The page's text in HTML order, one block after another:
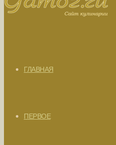
ГЛАВНАЯ
ПЕРВОЕ